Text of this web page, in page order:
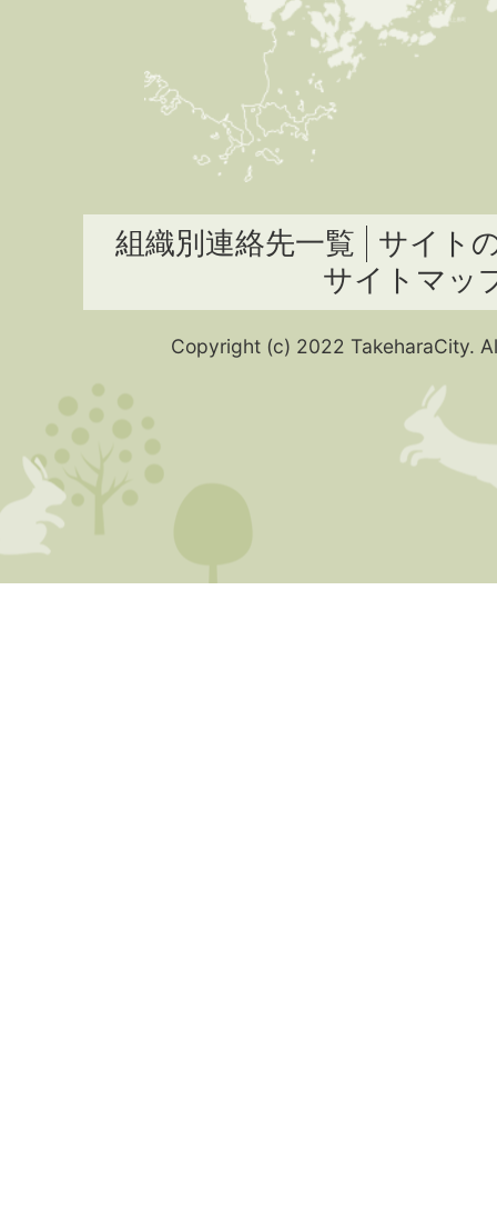
組織別連絡先一覧
サイト
サイトマッ
Copyright (c) 2022 TakeharaCity.